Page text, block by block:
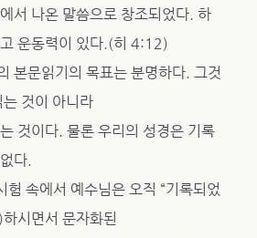
서 나온 말씀으로 창조되었다. 하
운동력이 있다.(히 4:12)
본문읽기의 목표는 분명하다. 그것
것이 아니라
것이다. 물론 우리의 성경은 기록
다.
속에서 예수님은 오직 “기록되었
시면서 문자화된